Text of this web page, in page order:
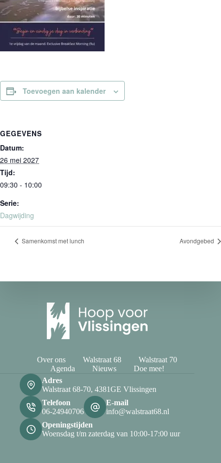
Toevoegen aan kalender
GEGEVENS
Datum:
26 mei 2027
Tijd:
09:30 - 10:00
Serie:
Dagwijding
Samenkomst met lunch Avondgebed
Over ons Walstraat 68
Walstraat 70
Agenda
Nieuws
Doe mee!
Adres
Walstraat 68-70, 4381GE Vlissingen
Telefoon
06-24940706
E-mail
info@walstraat68.nl
Openingstijden
Woensdag t/m zaterdag van 10:00-17:00 uur